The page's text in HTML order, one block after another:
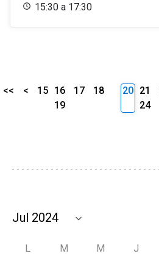
15:30 a 17:30
<< < 15 16 17
18
19
20 21
24
L M M J